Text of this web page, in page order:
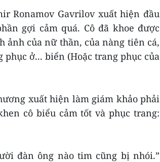
Ronamov Gavrilov xuất hiện đầu
gợi cảm quá. Cô đã khoe được
ảnh của nữ thần, của nàng tiên cá,
ở... biển (Hoặc trang phục của
xuất hiện làm giám khảo phải
cô biểu cảm tốt và phục trang:
đàn ông nào tim cũng bị nhói.”